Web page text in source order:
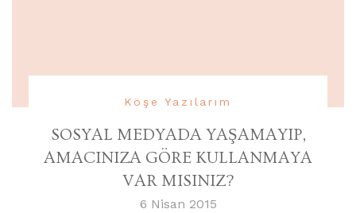
Köşe Yazılarım
SOSYAL MEDYADA YAŞAMAYIP,
AMACINIZA GÖRE KULLANMAYA
VAR MISINIZ?
6 Nisan 2015